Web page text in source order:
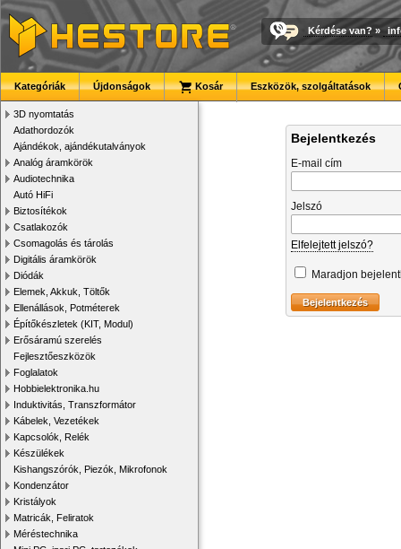
Kérdése van? »
Kategóriák Újdonságok Kosár Eszközök, szolgáltatások
3D nyomtatás
Adathordozók
Ajándékok, ajándékutalványok
Analóg áramkörök
Audiotechnika
Autó HiFi
Biztosítékok
Csatlakozók
Csomagolás és tárolás
Digitális áramkörök
Diódák
Elemek, Akkuk, Töltők
Ellenállások, Potméterek
Építőkészletek (KIT, Modul)
Erősáramú szerelés
Fejlesztőeszközök
Foglalatok
Hobbielektronika.hu
Induktivitás, Transzformátor
Kábelek, Vezetékek
Kapcsolók, Relék
Készülékek
Kishangszórók, Piezók, Mikrofonok
Kondenzátor
Kristályok
Matricák, Feliratok
Méréstechnika
Bejelentkezés
E-mail cím
Jelszó
Elfelejtett jelszó?
Maradjon